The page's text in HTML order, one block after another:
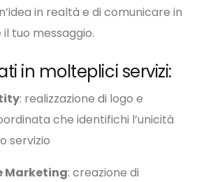
in realtà e di comunicare in
tuo messaggio.
in molteplici servizi:
: realizzazione di logo e
che identifichi l’unicità
servizio
Marketing: creazione di